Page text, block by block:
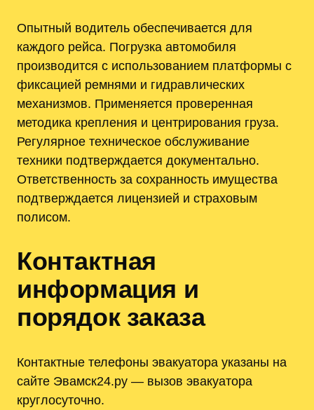
Опытный водитель обеспечивается для
каждого рейса. Погрузка автомобиля
производится с использованием платформы с
фиксацией ремнями и гидравлических
механизмов. Применяется проверенная
методика крепления и центрирования груза.
Регулярное техническое обслуживание
техники подтверждается документально.
Ответственность за сохранность имущества
подтверждается лицензией и страховым
полисом.
Контактная
информация и
порядок заказа
Контактные телефоны эвакуатора указаны на
сайте Эвамск24.ру — вызов эвакуатора
круглосуточно.